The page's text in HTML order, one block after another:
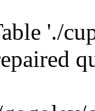
'./